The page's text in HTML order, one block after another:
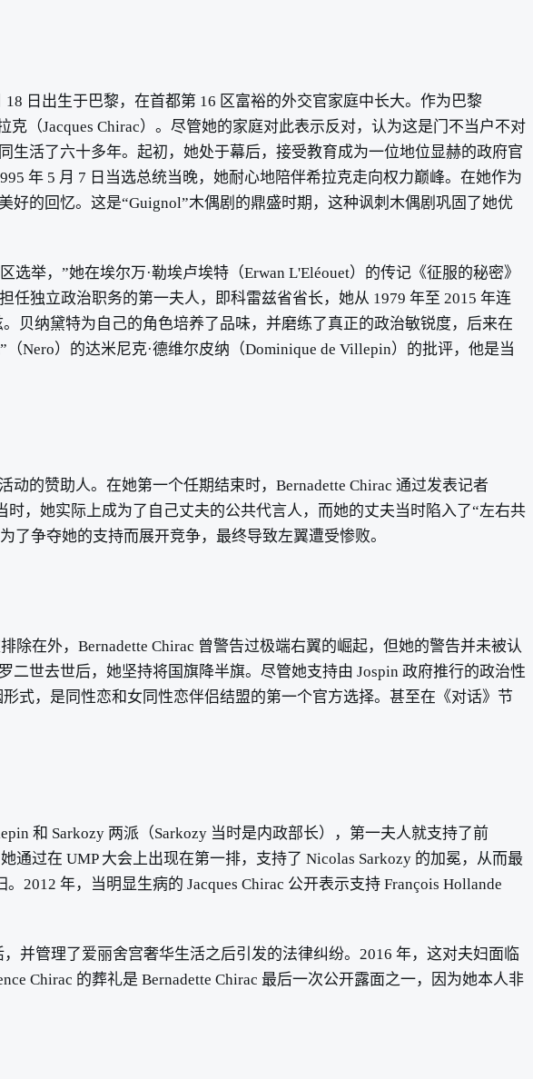
日出生于巴黎，在首都第 16 区富裕的外交官家庭中长大。作为巴黎
克（Jacques Chirac）。尽管她的家庭对此表示反对，认为这是门不当户不对
活了六十多年。起初，她处于幕后，接受教育成为一位地位显赫的政府官
年 5 月 7 日当选总统当晚，她耐心地陪伴希拉克走向权力巅峰。在她作为
的回忆。这是“Guignol”木偶剧的鼎盛时期，这种讽刺木偶剧巩固了她优
举，”她在埃尔万·勒埃卢埃特（Erwan L'Eléouet）的传记《征服的秘密》
独立政治职务的第一夫人，即科雷兹省省长，她从 1979 年至 2015 年连
贝纳黛特为自己的角色培养了品味，并磨练了真正的政治敏锐度，后来在
Nero）的达米尼克·德维尔皮纳（Dominique de Villepin）的批评，他是当
的赞助人。在她第一个任期结束时，Bernadette Chirac 通过发表记者
，她实际上成为了自己丈夫的公共代言人，而她的丈夫当时陷入了“左右共
争夺她的支持而展开竞争，最终导致左翼遭受惨败。
除在外，Bernadette Chirac 曾警告过极端右翼的崛起，但她的警告并未被认
世去世后，她坚持将国旗降半旗。尽管她支持由 Jospin 政府推行的政治性
式，是同性恋和女同性恋伴侣结盟的第一个官方选择。甚至在《对话》节
和 Sarkozy 两派（Sarkozy 当时是内政部长），第一夫人就支持了前
过在 UMP 大会上出现在第一排，支持了 Nicolas Sarkozy 的加冕，从而最
年，当明显生病的 Jacques Chirac 公开表示支持 François Hollande
并管理了爱丽舍宫奢华生活之后引发的法律纠纷。2016 年，这对夫妇面临
Chirac 的葬礼是 Bernadette Chirac 最后一次公开露面之一，因为她本人非